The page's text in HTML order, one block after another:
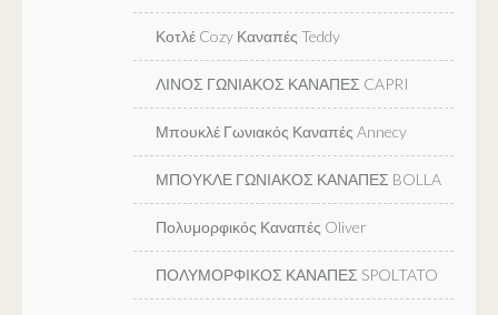
Κοτλέ Cozy Καναπές Teddy
ΛΙΝΟΣ ΓΩΝΙΑΚΟΣ ΚΑΝΑΠΕΣ CAPRI
Μπουκλέ Γωνιακός Καναπές Annecy
ΜΠΟΥΚΛΕ ΓΩΝΙΑΚΟΣ ΚΑΝΑΠΕΣ BOLLA
Πολυμορφικός Καναπές Oliver
ΠΟΛΥΜΟΡΦΙΚΟΣ ΚΑΝΑΠΕΣ SPOLTATO